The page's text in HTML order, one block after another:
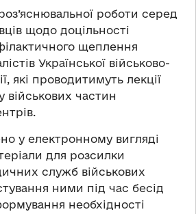
роботи серед
щодо доцільності
щеплення
Української військово-
які проводитимуть лекції
військових частин
у електронному вигляді
для розсилки
служб військових
ними під час бесід
необхідності